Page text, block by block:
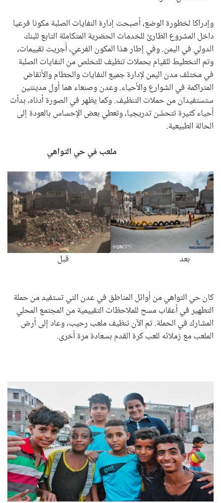
وإدراكا لخطورة الوضع، أصبحت إدارة النفايات الصلبة مكونا فرعيا
داخل المشروع الطارئ للخدمات الحضرية المتكاملة التابع للبنك
الدولي في اليمن. وفي إطار هذا المكون الفرعي، أُجريت تقييمات،
وتم التخطيط للقيام بحملات تنظيف للتخلص من النفايات الصلبة
في مختلف مدن اليمن لإدارة جميع النفايات والحطام والأنقاض
المتراكمة في الشوارع والأحياء. وعدن وصنعاء هما أول مدينتين
ستستفيدان من حملات التنظيف. وكما يظهر في الصورة أدناه، بدأت
أحياء كثيرة تتحسَّن تدريجيا، وتعطي بعض الإحساس بالعودة إلى
الحالة الطبيعية.
ملعب في حي التواهي
بعد قبل
كان حي التواهي من أوائل المناطق في عدن التي تستفيد من حملة
التطهير في أعقاب مسح للملاحظات التقييمية من المجتمع المحلي
المشارك في الحملة. تم الآن تنظيف ملعب رحيب، وعاد إلى أرض
الملعب مع زملائه للعب كرة القدم بسعادة مرة أخرى.